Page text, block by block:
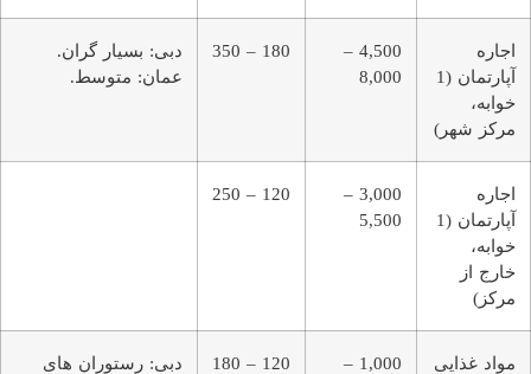
اجاره
آپارتمان (1
خوابه،
مرکز شهر)
4,500 –
8,000
180 – 350
دبی: بسیار گران.
عمان: متوسط.
اجاره
آپارتمان (1
خوابه،
خارج از
مرکز)
3,000 –
5,500
120 – 250
مواد غذایی
1,000 –
120 – 180
دبی: رستوران ‌های